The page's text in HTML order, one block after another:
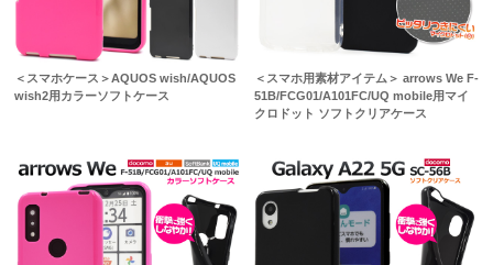
＜スマホケース＞AQUOS wish/AQUOS
wish2用カラーソフトケース
＜スマホ用素材アイテム＞ arrows We F-
51B/FCG01/A101FC/UQ mobile用マイ
クロドット ソフトクリアケース